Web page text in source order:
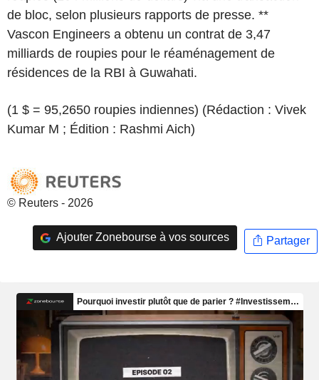
de bloc, selon plusieurs rapports de presse. **
Vascon Engineers a obtenu un contrat de 3,47
milliards de roupies pour le réaménagement de
résidences de la RBI à Guwahati.
(1 $ = 95,2650 roupies indiennes) (Rédaction : Vivek
Kumar M ; Édition : Rashmi Aich)
© Reuters - 2026
Ajouter Zonebourse à vos sources Partager